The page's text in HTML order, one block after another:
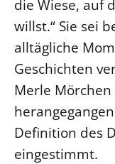
die Wiese, auf
willst.“ Sie sei
alltägliche
Geschichten
Merle
Definition des
eingestimmt.